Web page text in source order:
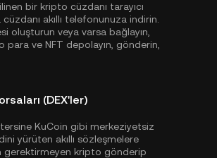
bir kripto cüzdanı tarayıcı
akıllı telefonunuza indirin.
oluşturun veya varsa bağlayın,
ve NFT depolayın, gönderin,
(DEX'ler)
KuCoin gibi merkeziyetsiz
yürüten akıllı sözleşmelere
gerektirmeyen kripto gönderip